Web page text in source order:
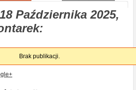
Października 2025,
Brak publikacji.